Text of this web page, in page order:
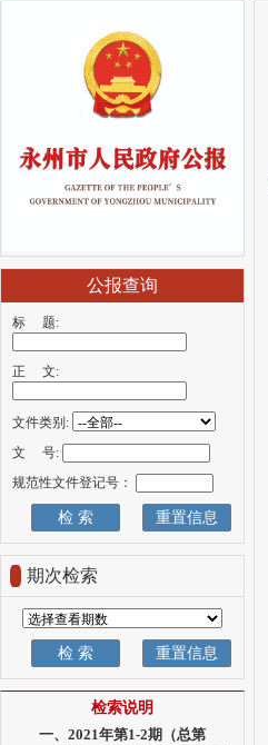
公报查询
标 题:
正 文:
文件类别:
文 号:
规范性文件登记号：
期次检索
检索说明
一、2021年第1-2期（总第